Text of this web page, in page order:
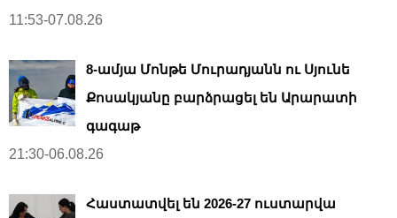
11:53-07.08.26
8-ամյա Մոնթե Մուրադյանն ու Սյունե
Քոսակյանը բարձրացել են Արարատի
գագաթ
21:30-06.08.26
Հաստատվել են 2026-27 ուստարվա